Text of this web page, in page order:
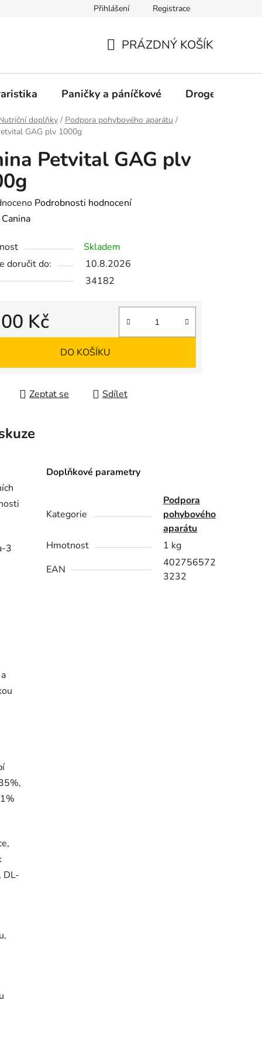
Přihlášení Registrace
KOŠÍK
PRÁZDNÝ KOŠÍK
Paničky a páníčkové Drogerie
doplňky / Podpora pohybového aparátu /
GAG plv 1000g
Petvital GAG plv
Podrobnosti hodnocení
Canina
Skladem
doručit do:
10.8.2026
34182
Kč
DO KOŠÍKU
Zeptat se Sdílet
3
DL-
Doplňkové parametry
Kategorie
Podpora
pohybového
aparátu
Hmotnost
1 kg
EAN
402756572
3232